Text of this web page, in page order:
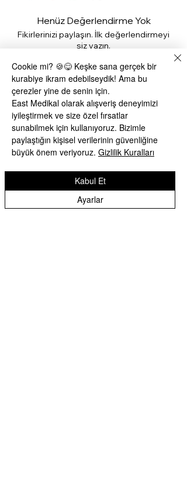
İçerisinde iade edebilirsiniz.
2- Ürünün tüm aksesuarları ve orijinal
kutusu ile beraber iade edilmesi
3- Aşağıdaki ürün gruplarının ambalajı
açılmamış, denenmemiş, bozulmamış
ve kullanılmamış olmaları halinde
iadesi kabul edilir.
• Sağlık ve hijyen açısından uygun
olmayan ürünlerin (Kozmetik ve kişisel
bakım ürünleri
4- Tek kullanımlık ürünlerin ve hızlı
bozulan veya son kullanma tarihi
geçme ihtimali olan ürünlerin iadesi
Henüz Değerlendirme Yok
Fikirlerinizi paylaşın. İlk değerlendirmeyi
siz yazın.
Değerlendirme Yap
Benzer Ürünler
Cookie mi? 🍪😋 Keşke sana gerçek bir
kurabiye ikram edebilseydik! Ama bu
çerezler yine de senin için.
East Medikal olarak alışveriş deneyimizi
iyileştirmek ve size özel fırsatlar
sunabilmek için kullanıyoruz. Bizimle
paylaştığın kişisel verilerinin güvenliğine
büyük önem veriyoruz. Gizlilik Kuralları
Ayarlar
Kabul Et